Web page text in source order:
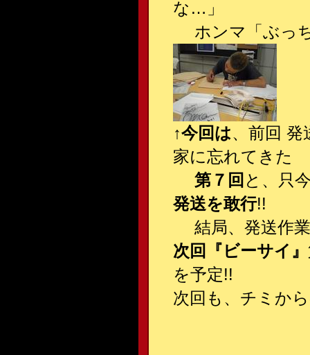
な…」
ホンマ「ぶっ
↑今回は、前回 発
家に忘れてきた
第７回 と、只
発送を敢行!!
結局、発送作
次回『ビーサイ』
を予定!!
次回も、チミか